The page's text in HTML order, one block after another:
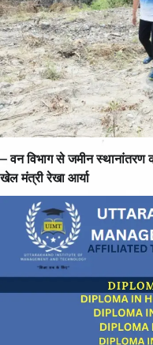
– वन विभाग से जमीन स्थानांतरण
खेल मंत्री रेखा आर्या